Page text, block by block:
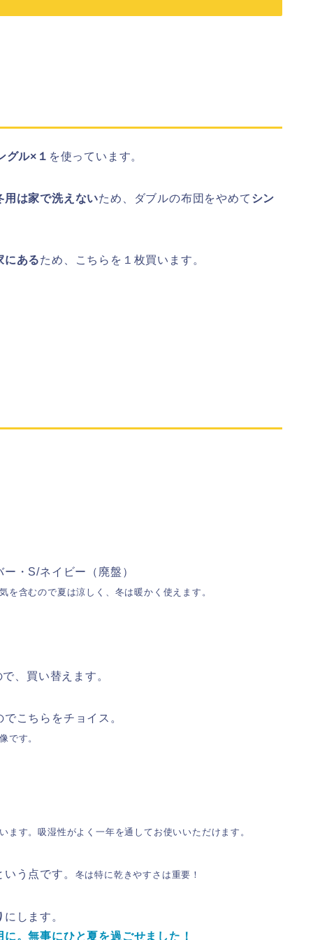
グル×１ を使っています。
用は家で洗えないため、ダブルの布団をやめて シン
にあるため、こちらを１枚買います。
・S/ネイビー（廃盤）
含むので夏は涼しく、冬は暖かく使えます。
、買い替えます。
でこちらをチョイス。
です。
す。吸湿性がよく一年を通してお使いいただけます。
いう点です。 冬は特に乾きやすさは重要！
にします。
。無事にひと夏を過ごせました！